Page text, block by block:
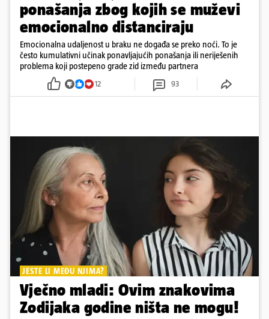
ponašanja zbog kojih se muževi
emocionalno distanciraju
Emocionalna udaljenost u braku ne događa se preko noći. To je
često kumulativni učinak ponavljajućih ponašanja ili neriješenih
problema koji postepeno grade zid između partnera
12 93
JESTE LI MEĐU NJIMA?
Vječno mladi: Ovim znakovima
Zodijaka godine ništa ne mogu!